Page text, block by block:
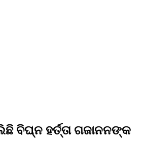
ବିଘ୍ନ ହର୍ତ୍ତା ଗଜାନନଙ୍କ